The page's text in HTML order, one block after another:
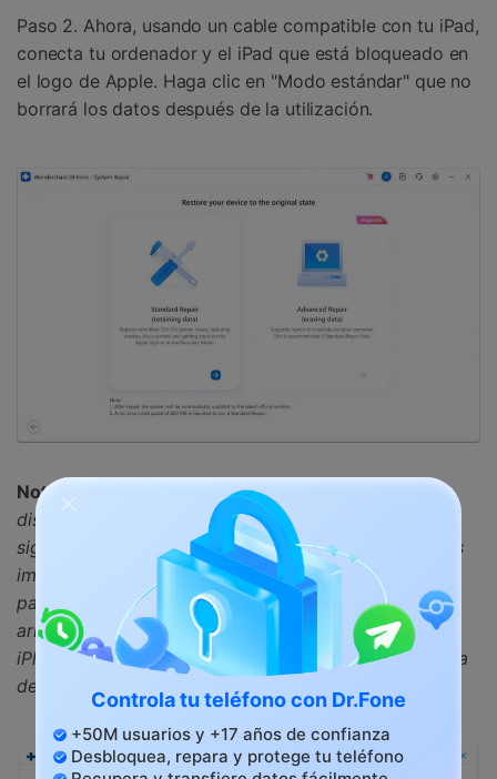
Paso 2. Ahora, usando un cable compatible con tu iPad,
conecta tu ordenador y el iPad que está bloqueado en
el logo de Apple. Haga clic en "Modo estándar" que no
borrará los datos después de la utilización.
Nota:
Si el iPad no es detectado, haga clic en "El
dispositivo está conectado pero no es reconocido" y
siga las instrucciones en pantalla. Este es el paso más
importante de todo el proceso que necesitas saber
para arrancar tu iPad en modo DFU. El método para
arrancar un iPad en modo DFU es similar al de un
iPhone. Por lo tanto, sigue las directrices en la captura
de pantalla que te mostramos a continuación.
Controla tu teléfono con Dr.Fone
+50M usuarios y +17 años de confianza
Desbloquea, repara y protege tu teléfono